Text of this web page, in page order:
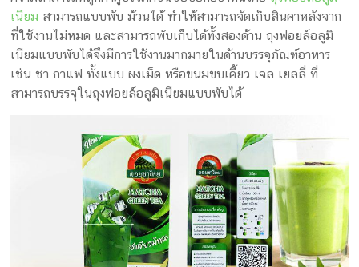
เนียม สามารถแบบพับ ม้วนได้ ทำให้สามารถจัดเก็บสินคาหลังจาก
ที่ใช้งานไม่หมด และสามารถพับเก็บได้ทั้งสองด้าน ถุงฟอยล์อลูมิ
เนียมแบบพับได้จึงมีการใช้งานมากมายในด้านบรรจุภัณฑ์อาหาร
เช่น ชา กาแฟ ทั้งแบบ ผงเม็ด หรือขนมขบเคี้ยว เจล เยลลี่ ที่
สามารถบรรจุในถุงฟอยล์อลูมิเนียมแบบพับได้